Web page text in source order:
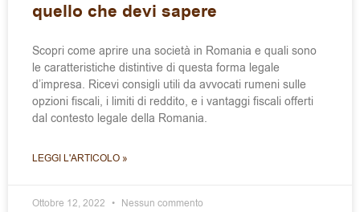
quello che devi sapere
Scopri come aprire una società in Romania e quali sono
le caratteristiche distintive di questa forma legale
d’impresa. Ricevi consigli utili da avvocati rumeni sulle
opzioni fiscali, i limiti di reddito, e i vantaggi fiscali offerti
dal contesto legale della Romania.
LEGGI L'ARTICOLO »
Ottobre 12, 2022 Nessun commento